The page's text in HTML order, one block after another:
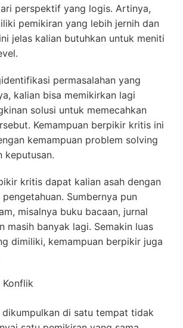
perspektif yang logis. Artinya,
pemikiran yang lebih jernih dan
jelas kalian butuhkan untuk meniti
permasalahan yang
kalian bisa memikirkan lagi
solusi untuk memecahkan
Kemampuan berpikir kritis ini
kemampuan problem solving
keputusan.
kritis dapat kalian asah dengan
Sumbernya pun
misalnya buku bacaan, jurnal
masih banyak lagi. Semakin luas
dimiliki, kemampuan berpikir juga
Konflik
dikumpulkan di satu tempat tidak